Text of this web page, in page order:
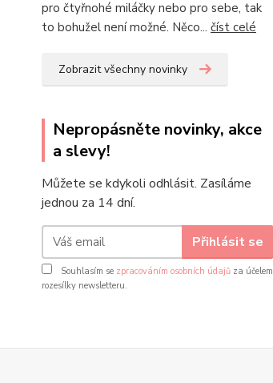
pro čtyřnohé miláčky nebo pro sebe, tak
to bohužel není možné. Něco... číst celé
Zobrazit všechny novinky
Nepropásněte novinky, akce
a slevy!
Můžete se kdykoli odhlásit. Zasíláme
jednou za 14 dní.
Přihlásit se
Souhlasím se zpracováním osobních údajů za účelem
rozesílky newsletteru.